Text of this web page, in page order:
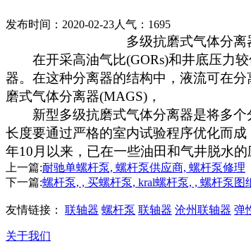
发布时间：2020-02-23人气：1695
多级抗磨式气体分离
在开采高油气比(GORs)和井底压力
器。在这种分离器的结构中，液流可在
磨式气体分离器(MAGS) ，
新型多级抗磨式气体分离器是将多个
长度要通过严格的室内试验程序优化而成
年10月以来，已在一些油田和气井脱水
上一篇:耐驰单螺杆泵, 螺杆泵供应商, 螺杆泵修理
下一篇:螺杆泵, , 买螺杆泵, kral螺杆泵, , 螺杆泵图
友情链接： 联轴器 螺杆泵 联轴器 沧州联轴器 弹
关于我们